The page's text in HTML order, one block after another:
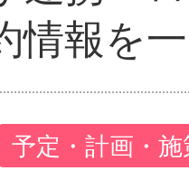
情報を
予定・計画・